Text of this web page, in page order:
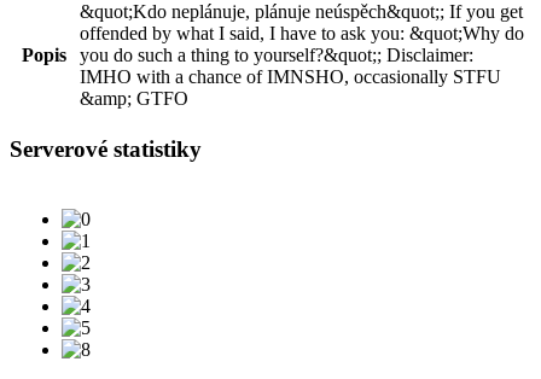
Popis
&quot;Kdo neplánuje, plánuje neúspěch&quot;; If you get
offended by what I said, I have to ask you: &quot;Why do
you do such a thing to yourself?&quot;; Disclaimer:
IMHO with a chance of IMNSHO, occasionally STFU
&amp; GTFO
Serverové statistiky